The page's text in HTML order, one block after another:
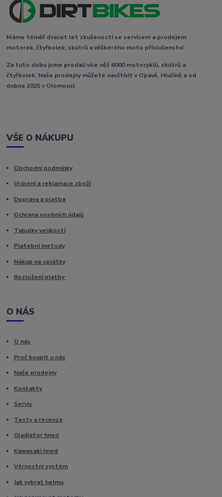
Máme téměř dvacet let zkušeností se servisem a prodejem
motorek, čtyřkolek, skútrů a věškerého moto příslušenství.
Za tuto dobu jsme prodali více něž 6000 motocyklů, skútrů a
čtyřkolek. Naše prodejny můžete navštívit v Opavě, Hlučíně a od
dubna 2025 v Olomouci.
VŠE O NÁKUPU
Obchodní podmínky
Vrácení a reklamace zboží
Doprava a platba
Ochrana osobních údajů
Tabulky velikostí
Platební metody
Nákup na splátky
Rozložení platby
O NÁS
O nás
Proč koupit u nás
Naše prodejny
Kontakty
Servis
Testy a recenze
Gladiator hned
Kawasaki hned
Věrnostní systém
Jak vybrat helmu